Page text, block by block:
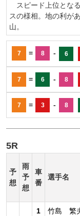
スピード上位とな
スの様相。地の利が
山。
7 = 8 - 6
7 = 6 - 8
7 = 3 - 8
5R
予
想
雨
予
想
車
番
選手名
1 竹島 繁